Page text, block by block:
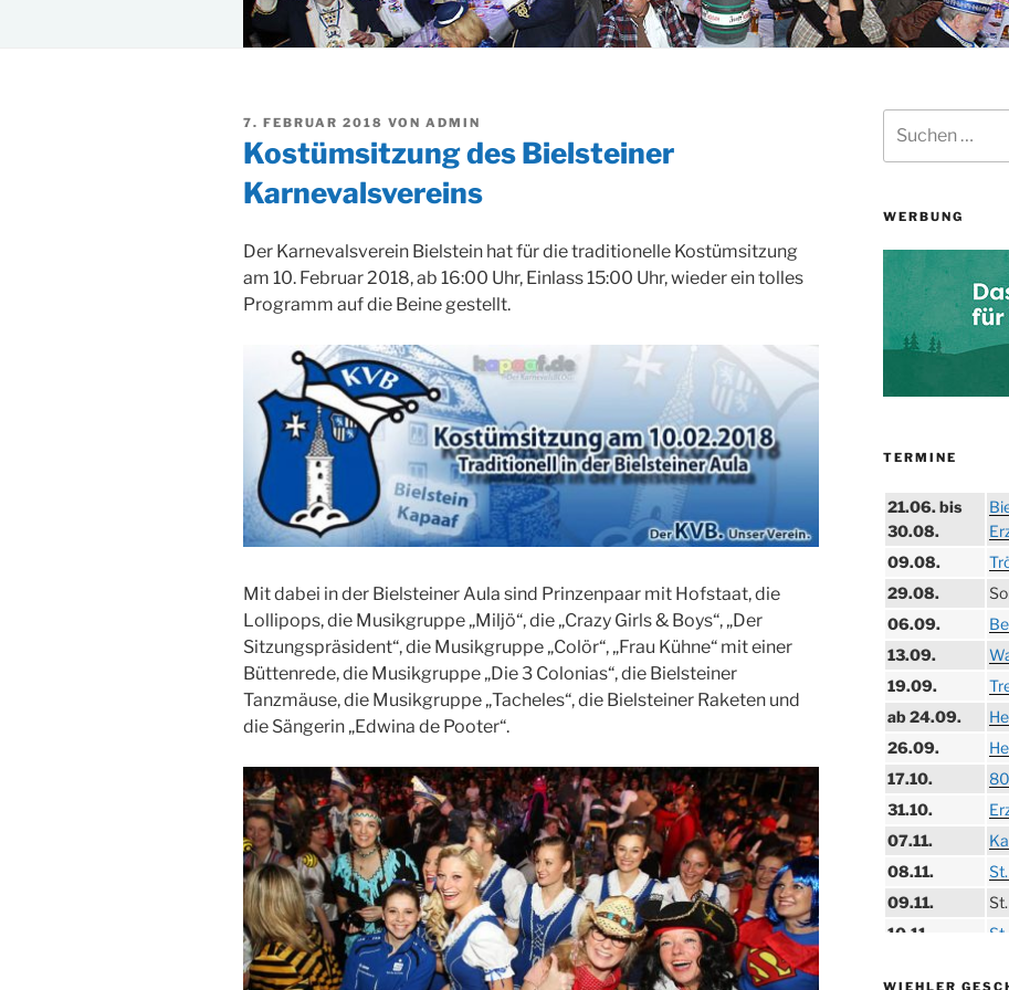
VERÖFFENTLICHT
AM
7. FEBRUAR 2018 VON ADMIN
Kostümsitzung des Bielsteiner
Karnevalsvereins
Der Karnevalsverein Bielstein hat für die traditionelle Kostümsitzung
am 10. Februar 2018, ab 16:00 Uhr, Einlass 15:00 Uhr, wieder ein tolles
Programm auf die Beine gestellt.
Mit dabei in der Bielsteiner Aula sind Prinzenpaar mit Hofstaat, die
Lollipops, die Musikgruppe „Miljö“, die „Crazy Girls & Boys“, „Der
Sitzungspräsident“, die Musikgruppe „Colör“, „Frau Kühne“ mit einer
Büttenrede, die Musikgruppe „Die 3 Colonias“, die Bielsteiner
Tanzmäuse, die Musikgruppe „Tacheles“, die Bielsteiner Raketen und
die Sängerin „Edwina de Pooter“.
nach:
WERBUNG
TERMINE
21.06. bis
30.08.
09.08.
29.08.
06.09.
13.09.
19.09.
ab 24.09.
26.09.
17.10.
31.10.
07.11.
08.11.
09.11.
10.11.
WIEHLER